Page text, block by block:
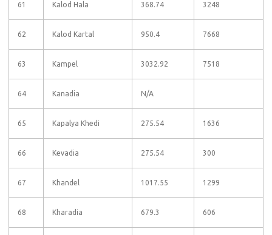
61 Kalod Hala 368.74 3248
62 Kalod Kartal 950.4 7668
63 Kampel 3032.92 7518
64 Kanadia N/A
65 Kapalya Khedi 275.54 1636
66 Kevadia 275.54 300
67 Khandel 1017.55 1299
68 Kharadia 679.3 606